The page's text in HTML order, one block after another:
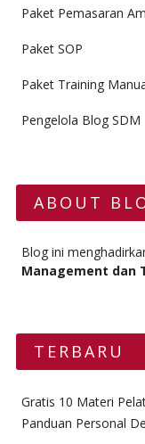
Paket Pemasaran
Paket SOP
Paket Training
Pengelola Blog SDM
ABOUT
Blog ini
Management dan
TERBARU
Gratis 10 Materi
Panduan Personal